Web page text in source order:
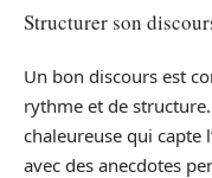
Structurer son
Un bon discours est
rythme et de
chaleureuse qui capte
avec des anecdotes